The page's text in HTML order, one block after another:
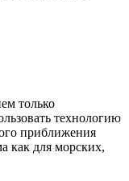
только
технологию
приближения
как для морских,